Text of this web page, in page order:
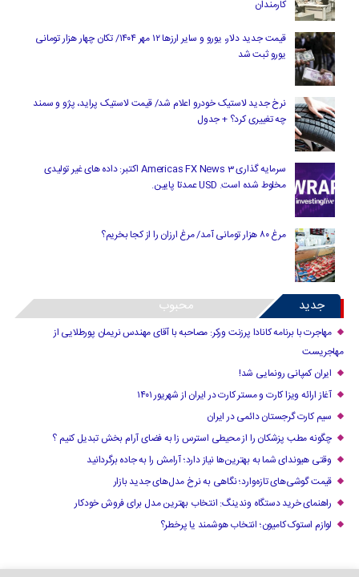
کارمندان
قیمت جدید دلار، یورو و سایر ارزها ۱۲ مهر ۱۴۰۴/ تکان چهار هزار تومانی
یورو ثبت شد
نرخ جدید لاستیک خودرو اعلام شد/ قیمت لاستیک پراید، پژو و سمند
چه تغییری کرد؟ + جدول
سرمایه گذاری Americas FX News 3 اکتبر: داده های غیر تولیدی
مخلوط شده است. USD عمدتا پایین.
مرغ ۸۰ هزار تومانی آمد/ مرغ ارزان را از کجا بخریم؟
جدید محبوب
مهاجرت با برنامه کانادا پرزنت ورکر: مصاحبه با آقای مهندس نریمان پورطلایی از
مهاجریست
ایران کمپانی رونمایی شد!
آغاز ارائه ویزا کارت و مستر کارت در ایران از شهریور ۱۴۰۱
سیم کارت گرجستان دائمی در ایران
چگونه مطب پزشکان را از محیطی استرس زا به فضای آرام بخش تبدیل کنیم ؟
وقتی هیوندای شما به بهترین‌ها نیاز دارد؛ آرامش را به جاده برگردانید
قیمت گوشی‌های تازه‌وارد؛ نگاهی به نرخ مدل‌های جدید بازار
راهنمای خرید دستگاه وندینگ: انتخاب بهترین مدل برای فروش خودکار
لوازم استوک کامیون؛ انتخاب هوشمند یا پرخطر؟